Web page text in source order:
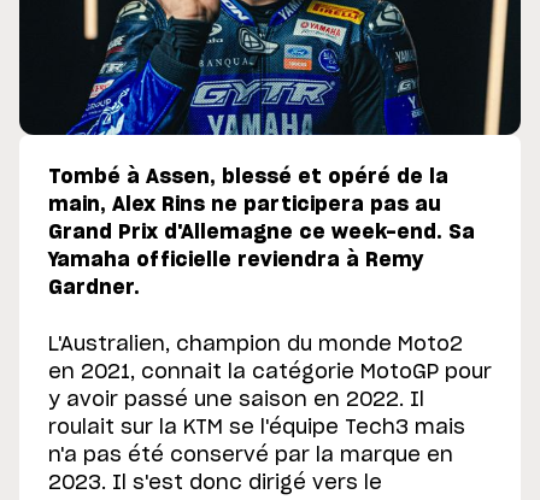
Tombé à Assen, blessé et opéré de la
main, Alex Rins ne participera pas au
Grand Prix d'Allemagne ce week-end. Sa
Yamaha officielle reviendra à Remy
Gardner.
L'Australien, champion du monde Moto2
en 2021, connait la catégorie MotoGP pour
y avoir passé une saison en 2022. Il
roulait sur la KTM se l'équipe Tech3 mais
n'a pas été conservé par la marque en
2023. Il s'est donc dirigé vers le